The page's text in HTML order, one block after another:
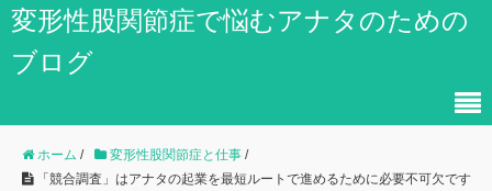
変形性股関節症で悩むアナタのための
ブログ
ホーム / 変形性股関節症と仕事 /
「競合調査」はアナタの起業を最短ルートで進めるために必要不可欠です